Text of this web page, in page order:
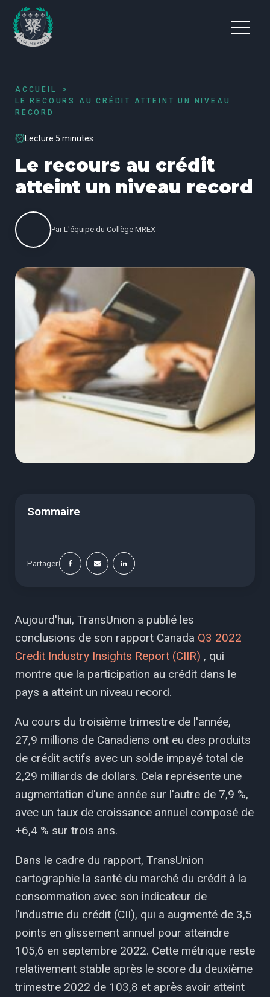
ACCUEIL
LE RECOURS AU CRÉDIT ATTEINT UN NIVEAU
RECORD
Lecture 5 minutes
Le recours au crédit
atteint un niveau record
Par L'équipe du Collège MREX
Sommaire
Partager
Aujourd'hui, TransUnion a publié les
conclusions de son rapport Canada Q3 2022
Credit Industry Insights Report (CIIR) , qui
montre que la participation au crédit dans le
pays a atteint un niveau record.
Au cours du troisième trimestre de l'année,
27,9 millions de Canadiens ont eu des produits
de crédit actifs avec un solde impayé total de
2,29 milliards de dollars. Cela représente une
augmentation d'une année sur l'autre de 7,9 %,
avec un taux de croissance annuel composé de
+6,4 % sur trois ans.
Dans le cadre du rapport, TransUnion
cartographie la santé du marché du crédit à la
consommation avec son indicateur de
l'industrie du crédit (CII), qui a augmenté de 3,5
points en glissement annuel pour atteindre
105,6 en septembre 2022. Cette métrique reste
relativement stable après le score du deuxième
trimestre 2022 de 103,8 et après avoir atteint